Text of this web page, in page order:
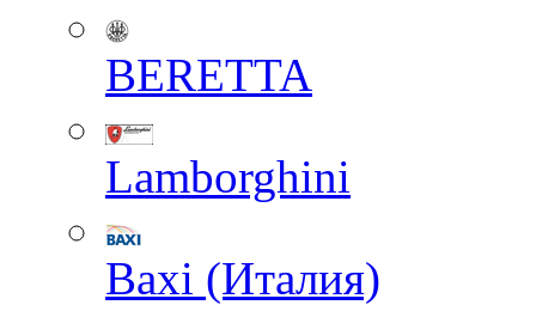
BERETTA
Lamborghini
Baxi (Италия)